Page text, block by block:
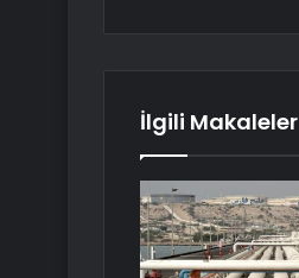
İlgili Makaleler